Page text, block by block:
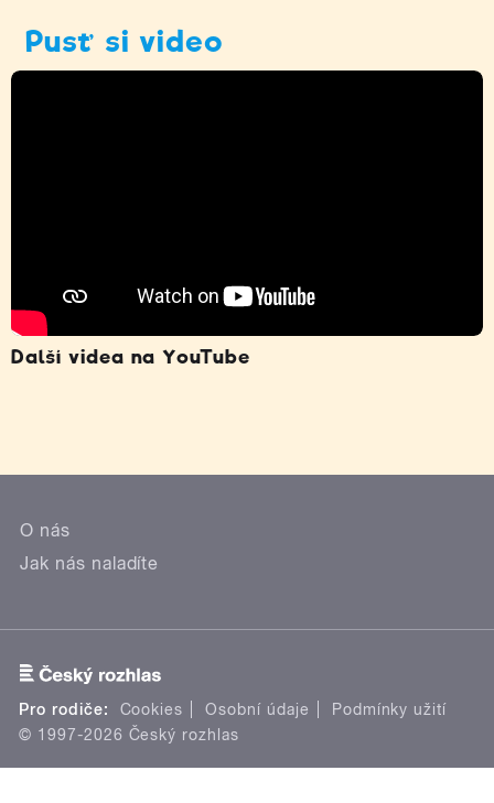
Pusť si video
Další videa na YouTube
O nás
Jak nás naladíte
Pro rodiče: Cookies Osobní údaje
Podmínky užití
© 1997-2026 Český rozhlas